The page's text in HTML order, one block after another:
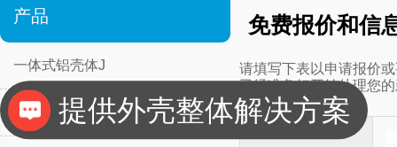
产品
一体式铝壳体J
分体式铝壳体H
免费报价和信
请填写下表以申请报价
已经准备好开始处理您
提供外壳整体解决方案